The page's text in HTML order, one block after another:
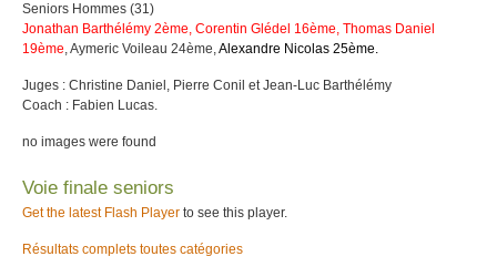
Seniors Hommes (31)
Jonathan Barthélémy 2ème, Corentin Glédel 16ème, Thomas Daniel
19ème, Aymeric Voileau 24ème,Alexandre Nicolas 25ème.
Juges : Christine Daniel, Pierre Conil et Jean-Luc Barthélémy
Coach : Fabien Lucas.
no images were found
Voie finale seniors
Get the latest Flash Player to see this player.
Résultats complets toutes catégories